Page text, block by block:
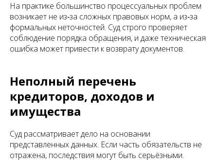
На практике большинство процессуальных проблем
возникает не из‑за сложных правовых норм, а из‑за
формальных неточностей. Суд строго проверяет
соблюдение порядка обращения, и даже техническая
ошибка может привести к возврату документов.
Неполный перечень
кредиторов, доходов и
имущества
Суд рассматривает дело на основании
представленных данных. Если часть обязательств не
отражена, последствия могут быть серьёзными.